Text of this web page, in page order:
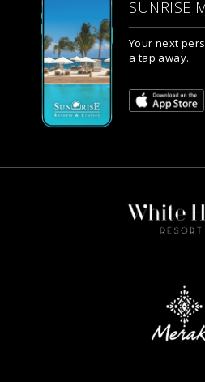
SUNRISE
Your next
a tap away.